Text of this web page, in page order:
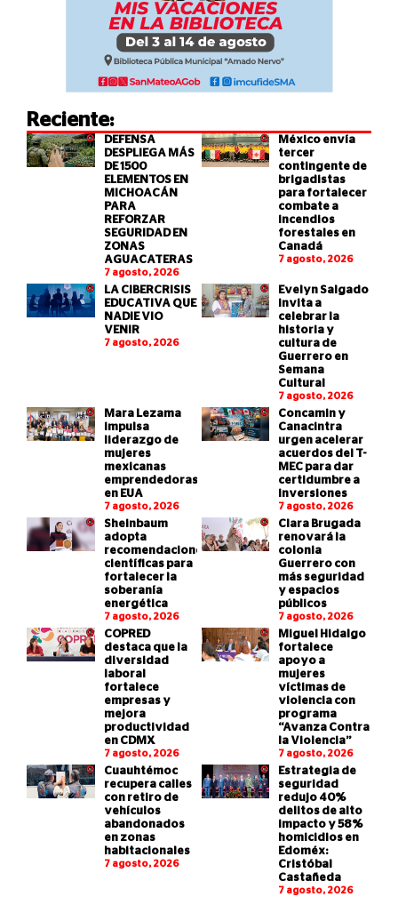
Reciente:
DEFENSA
DESPLIEGA MÁS
DE 1500
ELEMENTOS EN
MICHOACÁN
PARA
REFORZAR
SEGURIDAD EN
ZONAS
AGUACATERAS
7 agosto, 2026
México envía
tercer
contingente de
brigadistas
para fortalecer
combate a
incendios
forestales en
Canadá
7 agosto, 2026
LA CIBERCRISIS
EDUCATIVA QUE
NADIE VIO
VENIR
7 agosto, 2026
Evelyn Salgado
invita a
celebrar la
historia y
cultura de
Guerrero en
Semana
Cultural
7 agosto, 2026
Mara Lezama
impulsa
liderazgo de
mujeres
mexicanas
emprendedoras
en EUA
7 agosto, 2026
Concamin y
Canacintra
urgen acelerar
acuerdos del T-
MEC para dar
certidumbre a
inversiones
7 agosto, 2026
Sheinbaum
adopta
recomendaciones
científicas para
fortalecer la
soberanía
energética
7 agosto, 2026
Clara Brugada
renovará la
colonia
Guerrero con
más seguridad
y espacios
públicos
7 agosto, 2026
COPRED
destaca que la
diversidad
laboral
fortalece
empresas y
mejora
productividad
en CDMX
7 agosto, 2026
Miguel Hidalgo
fortalece
apoyo a
mujeres
víctimas de
violencia con
programa
“Avanza Contra
la Violencia”
7 agosto, 2026
Cuauhtémoc
recupera calles
con retiro de
vehículos
abandonados
en zonas
habitacionales
7 agosto, 2026
Estrategia de
seguridad
redujo 40%
delitos de alto
impacto y 58%
homicidios en
Edoméx:
Cristóbal
Castañeda
7 agosto, 2026